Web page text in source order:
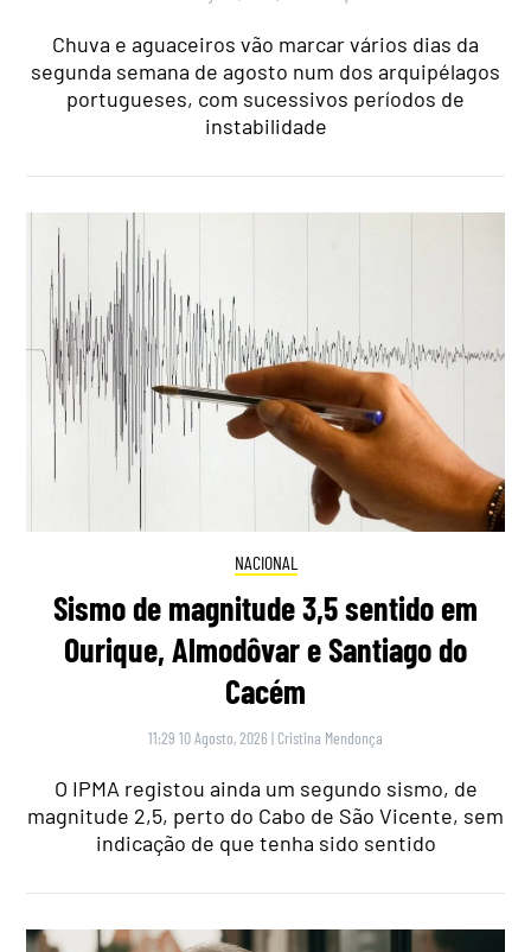
Chuva e aguaceiros vão marcar vários dias da
segunda semana de agosto num dos arquipélagos
portugueses, com sucessivos períodos de
instabilidade
NACIONAL
Sismo de magnitude 3,5 sentido em
Ourique, Almodôvar e Santiago do
Cacém
11:29 10 Agosto, 2026 | Cristina Mendonça
O IPMA registou ainda um segundo sismo, de
magnitude 2,5, perto do Cabo de São Vicente, sem
indicação de que tenha sido sentido